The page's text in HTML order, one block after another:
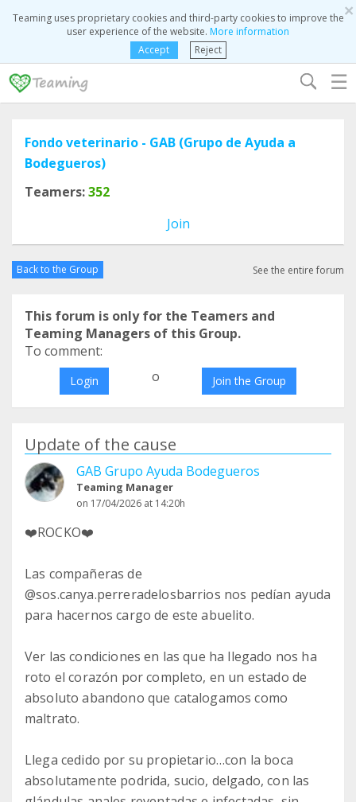
×
Teaming uses proprietary cookies and third-party cookies to improve the
user experience of the website. More information
Accept
Reject
☰
Fondo veterinario - GAB (Grupo de Ayuda a
Bodegueros)
Teamers:352
Join
Back to the Group See the entire forum
This forum is only for the Teamers and
Teaming Managers of this Group.
To comment:
Login o Join the Group
Update of the cause
GAB Grupo Ayuda Bodegueros
Teaming Manager
on 17/04/2026 at 14:20h
❤️‍ROCKO❤️‍
Las compañeras de
@sos.canya.perreradelosbarrios nos pedían ayuda
para hacernos cargo de este abuelito.
Ver las condiciones en las que ha llegado nos ha
roto el corazón por completo, en un estado de
absoluto abandono que catalogamos como
maltrato.
Llega cedido por su propietario…con la boca
absolutamente podrida, sucio, delgado, con las